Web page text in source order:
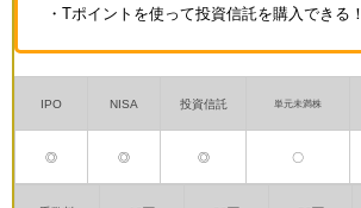
・Tポイントを使って投資信託を購入できる！
IPO NISA 投資信託 単元未満株
◎ ◎ ◎ 〇